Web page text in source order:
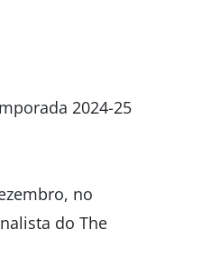
2024-25
no
do The